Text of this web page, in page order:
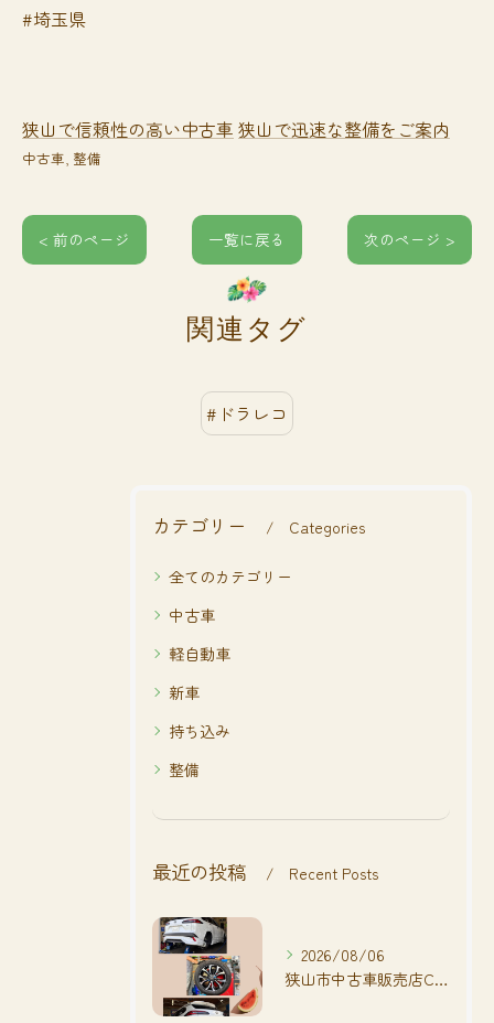
#埼玉県
狭山で信頼性の高い中古車 狭山で迅速な整備をご案内
中古車 整備
< 前のページ 一覧に戻る 次のページ >
関連タグ
#ドラレコ
カテゴリー Categories
全てのカテゴリー
中古車
軽自動車
新車
持ち込み
整備
最近の投稿 Recent Posts
2026/08/06
狭山市中古車販売店CarShop FACT.🚗